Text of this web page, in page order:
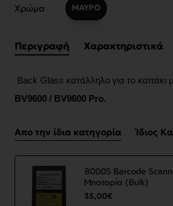
Χρώμα ΜΑΥΡΟ
Περιγραφή Χαρακτηριστικά
Back Glass κατάλληλο για το καπάκι
BV9600 / BV9600 Pro.
Απο την ίδια κατηγορία Ίδιος
8000S Barcode
Μπαταρία (Bulk)
35,00€